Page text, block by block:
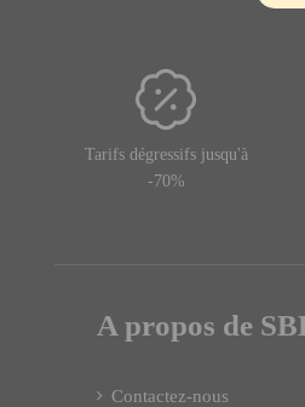
Tarifs dégressifs jusqu'à
-70%
A propos de
Contactez-nous